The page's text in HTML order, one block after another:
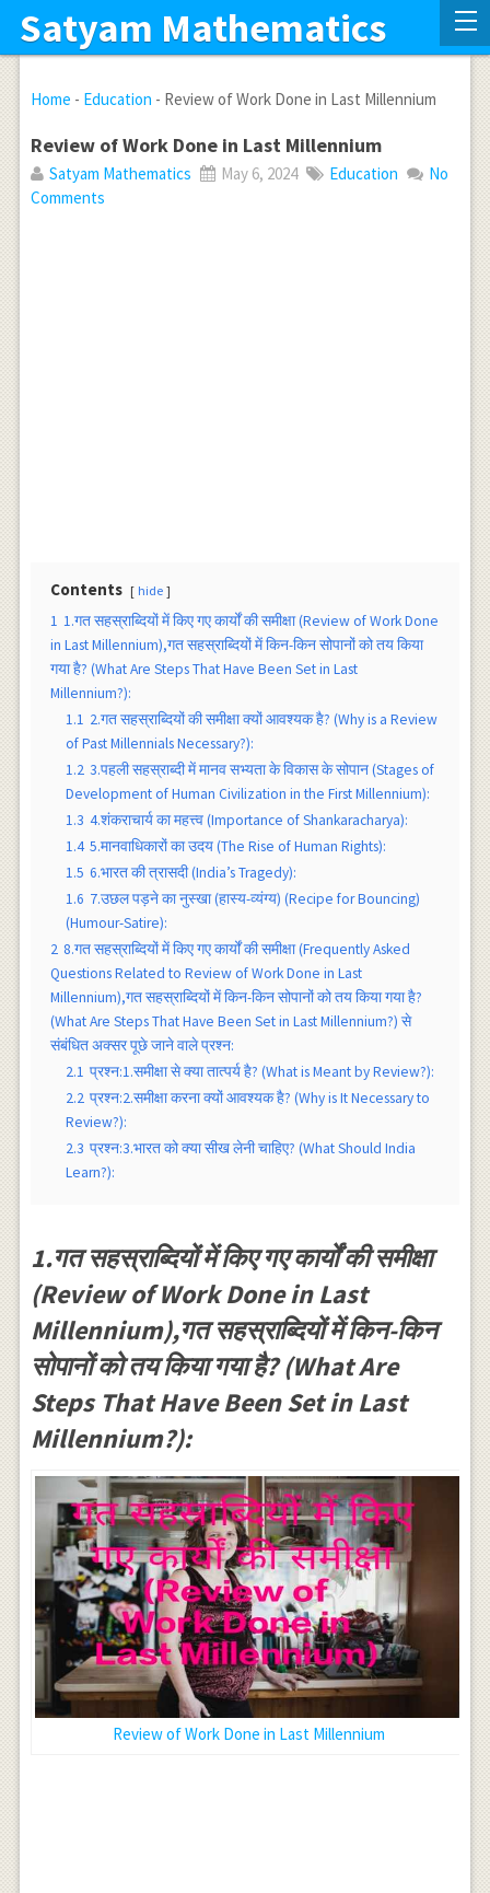
Satyam Mathematics
Home - Education - Review of Work Done in Last Millennium
Review of Work Done in Last Millennium
Satyam Mathematics May 6, 2024 Education
No
Comments
Contents hide
1 1.गत सहस्राब्दियों में किए गए कार्यों की समीक्षा (Review of Work Done
in Last Millennium),गत सहस्राब्दियों में किन-किन सोपानों को तय किया
गया है? (What Are Steps That Have Been Set in Last
Millennium?):
1.1 2.गत सहस्राब्दियों की समीक्षा क्यों आवश्यक है? (Why is a Review
of Past Millennials Necessary?):
1.2 3.पहली सहस्राब्दी में मानव सभ्यता के विकास के सोपान (Stages of
Development of Human Civilization in the First Millennium):
1.3 4.शंकराचार्य का महत्त्व (Importance of Shankaracharya):
1.4 5.मानवाधिकारों का उदय (The Rise of Human Rights):
1.5 6.भारत की त्रासदी (India’s Tragedy):
1.6 7.उछल पड़ने का नुस्खा (हास्य-व्यंग्य) (Recipe for Bouncing)
(Humour-Satire):
2 8.गत सहस्राब्दियों में किए गए कार्यों की समीक्षा (Frequently Asked
Questions Related to Review of Work Done in Last
Millennium),गत सहस्राब्दियों में किन-किन सोपानों को तय किया गया है?
(What Are Steps That Have Been Set in Last Millennium?) से
संबंधित अक्सर पूछे जाने वाले प्रश्न:
2.1 प्रश्न:1.समीक्षा से क्या तात्पर्य है? (What is Meant by Review?):
2.2 प्रश्न:2.समीक्षा करना क्यों आवश्यक है? (Why is It Necessary to
Review?):
2.3 प्रश्न:3.भारत को क्या सीख लेनी चाहिए? (What Should India
Learn?):
1.गत सहस्राब्दियों में किए गए कार्यों की समीक्षा
(Review of Work Done in Last
Millennium),गत सहस्राब्दियों में किन-किन
सोपानों को तय किया गया है? (What Are
Steps That Have Been Set in Last
Millennium?):
Review of Work Done in Last Millennium